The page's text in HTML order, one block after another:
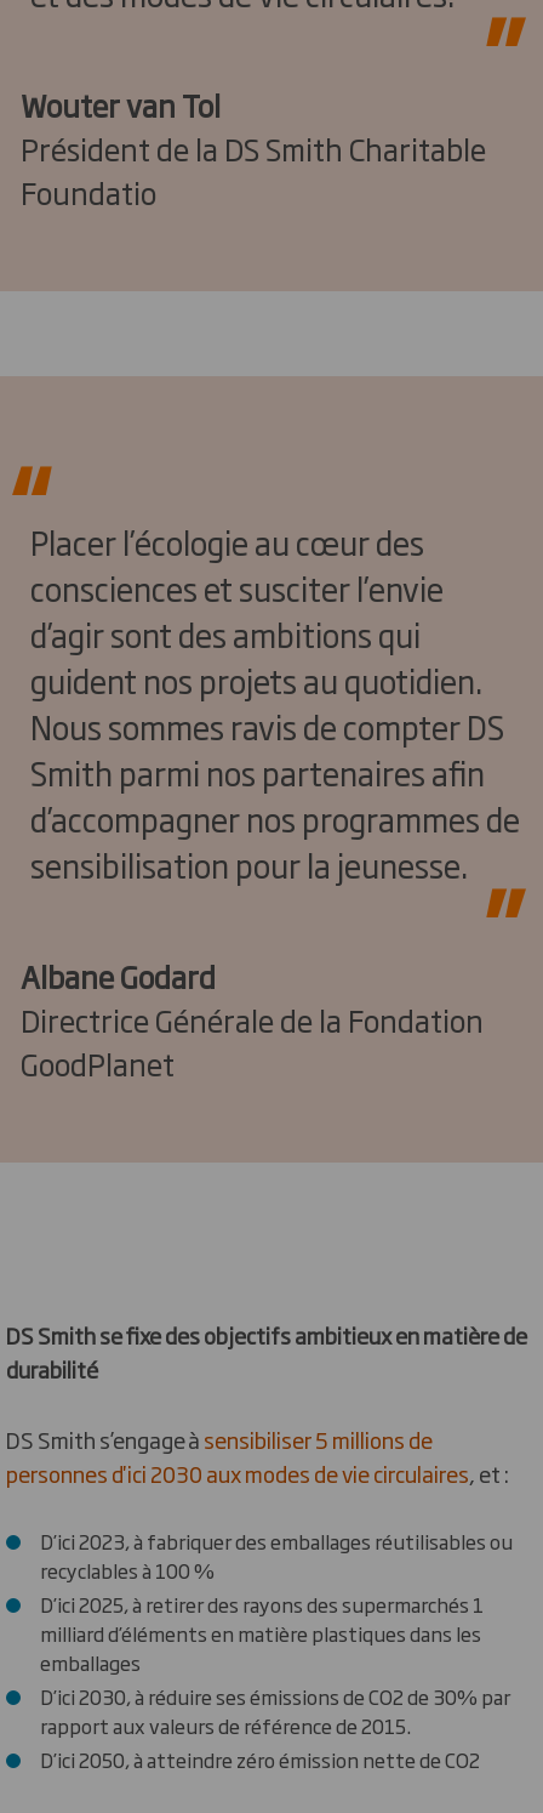
Wouter van Tol
Président de la DS Smith Charitable
Foundatio
Placer l’écologie au cœur des
consciences et susciter l’envie
d’agir sont des ambitions qui
guident nos projets au quotidien.
Nous sommes ravis de compter DS
Smith parmi nos partenaires afin
d’accompagner nos programmes de
sensibilisation pour la jeunesse.
Albane Godard
Directrice Générale de la Fondation
GoodPlanet
DS Smith se fixe des objectifs ambitieux en matière de
durabilité
DS Smith s’engage àsensibiliser 5 millions de
personnes d'ici 2030 aux modes de vie circulaires, et :
D’ici 2023, à fabriquer des emballages réutilisables ou
recyclables à 100 %
D’ici 2025, à retirer des rayons des supermarchés 1
milliard d’éléments en matière plastiques dans les
emballages
D’ici 2030, à réduire ses émissions de CO2 de 30% par
rapport aux valeurs de référence de 2015.
D’ici 2050, à atteindre zéro émission nette de CO2